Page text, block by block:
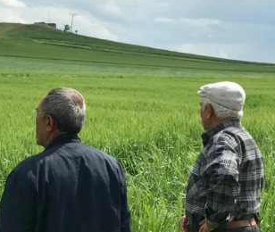
Ardahan
Iğdır
Yalova
Karabük
Kilis
Osmaniye